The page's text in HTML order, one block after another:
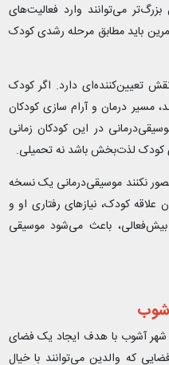
می‌توانند وارد فعالیت‌های
باید مطابق مرحله رشدی کودک
تعیین‌کننده‌ای دارد. اگر کودک
مسیر درمان و آرام‌ سازی کودکان
در این کودکان زمانی
کودک لذت‌بخش باشد نه تحمیلی.
نکنند موسیقی‌درمانی یک نسخه
کودک، نیازهای رفتاری او و
باعث می‌شود موسیقی‌
شهر آشوب با هدف ایجاد یک فضای
که والدین می‌توانند با خیال